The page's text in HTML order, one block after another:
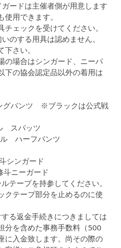
ードは主催者側が用意します
用できます。
ェックを受けてください。
のする用具は認めません。
下さい。
の場合はシンガード、ニーパ
下の協会認定品以外の着用は
グパンツ ※ブラックは公式戦
スパッツ
ハーフパンツ
シンガード
ニーガード
テープを持参してください。
クテープ部分を止めるのに使
る返金手続きにつきましては
分を含めた事務手数料（500
に入金致します。尚その際の